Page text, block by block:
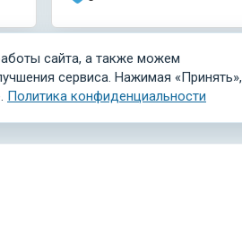
сайта, а также можем
сервиса. Нажимая «Принять»,
Политика конфиденциальности